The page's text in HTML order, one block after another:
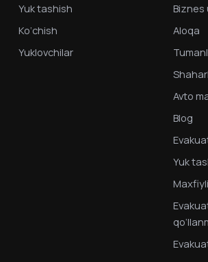
Yuk tashish
Ko‘chish
Yuklovchilar
Biznes
Aloqa
Avto
Blog
Yuk